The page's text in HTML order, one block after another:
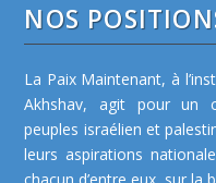
NOS
La Paix Maintenant, à
Akhshav, agit pour un
peuples israélien et
leurs aspirations